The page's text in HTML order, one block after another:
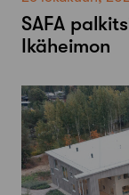
SAFA
Ikäheimon